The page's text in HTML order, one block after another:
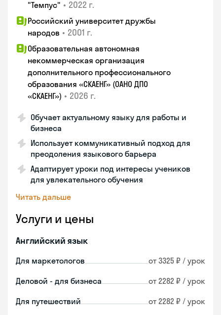
"Темпус" • 2022 г.
Российский университет дружбы
народов • 2001 г.
Образовательная автономная
некоммерческая организация
дополнительного профессионального
образования «СКАЕНГ» (ОАНО ДПО
«СКАЕНГ») • 2026 г.
Обучает актуальному языку для работы и
бизнеса
Использует коммуникативный подход для
преодоления языкового барьера
Адаптирует уроки под интересы учеников
для увлекательного обучения
Читать дальше
Услуги и цены
Английский язык
Для маркетологов от 3325 ₽ / урок
Деловой - для бизнеса от 2282 ₽ / урок
Для путешествий от 2282 ₽ / урок